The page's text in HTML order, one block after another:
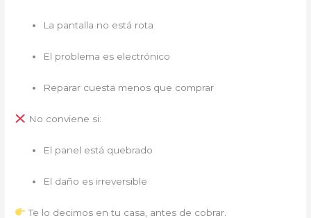
La pantalla no está rota
El problema es electrónico
Reparar cuesta menos que comprar
No conviene si:
El panel está quebrado
El daño es irreversible
Te lo decimos en tu casa, antes de cobrar.